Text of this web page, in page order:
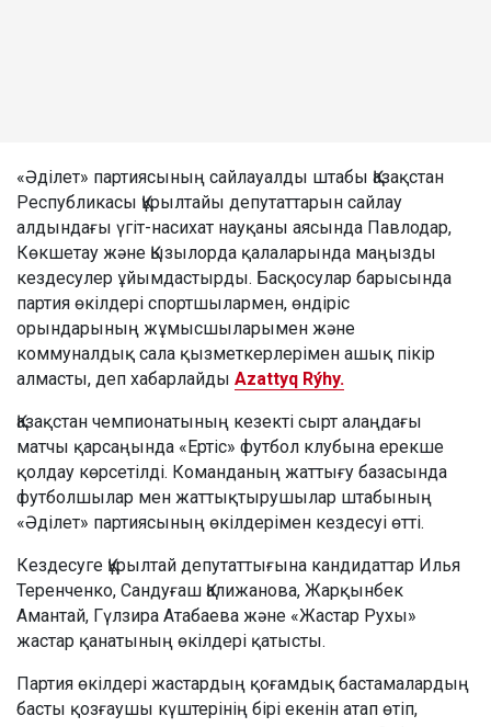
«Әділет» партиясының сайлауалды штабы Қазақстан
Республикасы Құрылтайы депутаттарын сайлау
алдындағы үгіт-насихат науқаны аясында Павлодар,
Көкшетау және Қызылорда қалаларында маңызды
кездесулер ұйымдастырды. Басқосулар барысында
партия өкілдері спортшылармен, өндіріс
орындарының жұмысшыларымен және
коммуналдық сала қызметкерлерімен ашық пікір
алмасты, деп хабарлайды Azattyq Rýhy.
Қазақстан чемпионатының кезекті сырт алаңдағы
матчы қарсаңында «Ертіс» футбол клубына ерекше
қолдау көрсетілді. Команданың жаттығу базасында
футболшылар мен жаттықтырушылар штабының
«Әділет» партиясының өкілдерімен кездесуі өтті.
Кездесуге Құрылтай депутаттығына кандидаттар Илья
Теренченко, Сандуғаш Қалижанова, Жарқынбек
Амантай, Гүлзира Атабаева және «Жастар Рухы»
жастар қанатының өкілдері қатысты.
Партия өкілдері жастардың қоғамдық бастамалардың
басты қозғаушы күштерінің бірі екенін атап өтіп,